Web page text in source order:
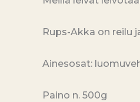
Rups-Akka on reilu
Ainesosat:
Paino n. 500g